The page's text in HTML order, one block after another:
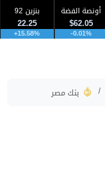
أونصة الفضة
$62.05
-0.01%
بنزين 92
22.25
+15.58%
بنك مصر